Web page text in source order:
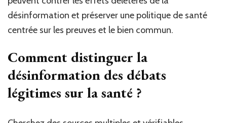
désinformation et préserver une politique de santé
centrée sur les preuves et le bien commun.
Comment distinguer la
désinformation des débats
légitimes sur la santé ?